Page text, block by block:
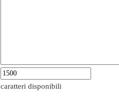
caratteri disponibili